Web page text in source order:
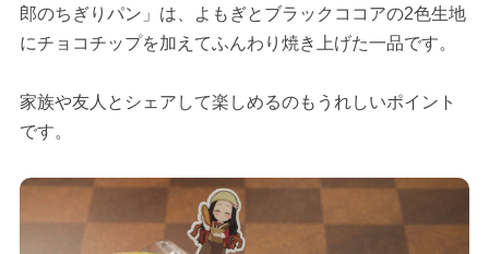
郎のちぎりパン」は、よもぎとブラックココアの2色生地
にチョコチップを加えてふんわり焼き上げた一品です。
家族や友人とシェアして楽しめるのもうれしいポイント
です。